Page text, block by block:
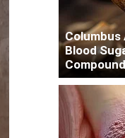
Columbus
Blood